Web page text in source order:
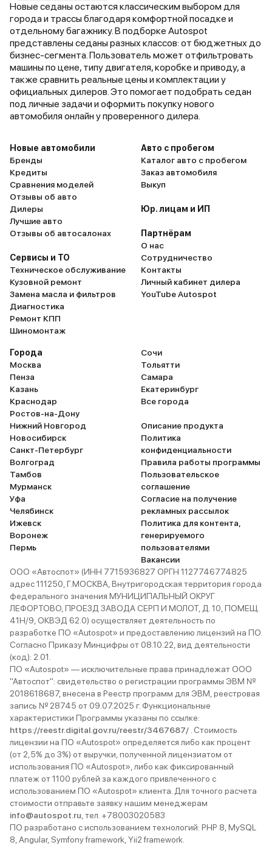
Новые седаны остаются классическим выбором для
города и трассы благодаря комфортной посадке и
отдельному багажнику. В подборке Autospot
представлены седаны разных классов: от бюджетных до
бизнес-сегмента. Пользователь может отфильтровать
машины по цене, типу двигателя, коробке и приводу, а
также сравнить реальные цены и комплектации у
официальных дилеров. Это помогает подобрать седан
под личные задачи и оформить покупку нового
автомобиля онлайн у проверенного дилера.
Новые автомобили
Бренды
Кредиты
Сравнения моделей
Отзывы об авто
Дилеры
Лучшие авто
Отзывы об автосалонах
Сервисы и ТО
Техническое обслуживание
Кузовной ремонт
Замена масла и фильтров
Диагностика
Ремонт КПП
Шиномонтаж
Авто с пробегом
Каталог авто с пробегом
Заказ автомобиля
Выкуп
Юр. лицам и ИП
Партнёрам
О нас
Сотрудничество
Контакты
Личный кабинет дилера
YouTube Autospot
Города
Москва
Пенза
Казань
Краснодар
Ростов-на-Дону
Нижний Новгород
Новосибирск
Санкт-Петербург
Волгоград
Тамбов
Мурманск
Уфа
Челябинск
Ижевск
Воронеж
Пермь
Сочи
Тольятти
Самара
Екатеринбург
Все города
Описание продукта
Политика
конфиденциальности
Правила работы программы
Пользовательское
соглашение
Согласие на получение
рекламных рассылок
Политика для контента,
генерируемого
пользователями
Вакансии
ООО «Автоспот» (ИНН 7715936827 ОРГН 1127746774825
адрес 111250, Г.МОСКВА, Внутригородская территория города
федерального значения МУНИЦИПАЛЬНЫЙ ОКРУГ
ЛЕФОРТОВО, ПРОЕЗД ЗАВОДА СЕРП И МОЛОТ, Д. 10, ПОМЕЩ.
41Н/9, ОКВЭД 62.0) осуществляет деятельность по
разработке ПО «Autospot» и предоставлению лицензий на ПО.
Согласно Приказу Минцифры от 08.10.22, вид деятельности
(код): 2.01.
ПО «Autospot» — исключительные права принадлежат ООО
"Автоспот": свидетельство о регистрации программы ЭВМ №
2018618687, внесена в Реестр программ для ЭВМ, реестровая
запись № 28745 от 09.07.2025 г. Функциональные
характеристики Программы указаны по ссылке:
https://reestr.digital.gov.ru/reestr/3467687/ . Стоимость
лицензии на ПО «Autospot» определяется либо как процент
(от 2,5% до 3%) от выручки, полученной лицензиатом от
использования ПО «Autospot», либо как фиксированный
платеж от 1100 рублей за каждого привлеченного с
использованием ПО «Autospot» клиента. Для точного расчета
стоимости отправьте заявку нашим менеджерам
info@autospot.ru , тел. +78003020583
ПО разработано с использованием технологий: PHP 8, MySQL
8, Angular, Symfony framework, Yii2 framework.